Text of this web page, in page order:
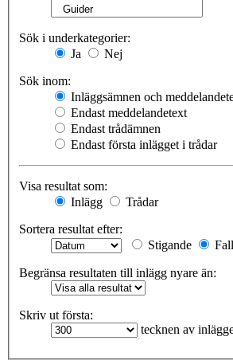
Sök i underkategorier:
Ja
Nej
Sök inom:
Inläggsämnen och
Endast meddelandetext
Endast trådämnen
Endast första inlägget i trådar
Visa resultat som:
Inlägg
Trådar
Sortera resultat efter:
Stigande
Begränsa resultaten till inlägg nyare än:
Skriv ut första:
tecknen av